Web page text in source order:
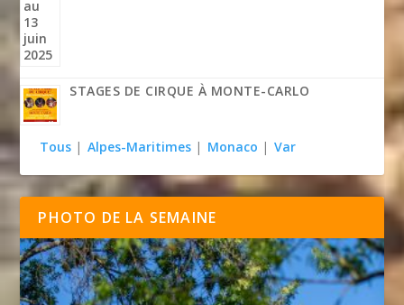
STAGES DE CIRQUE À MONTE-CARLO
Tous | Alpes-Maritimes | Monaco | Var
PHOTO DE LA SEMAINE